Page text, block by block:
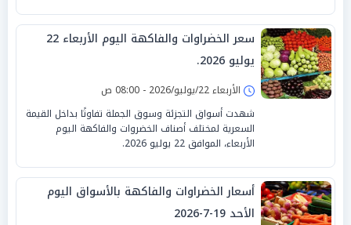
سعر الخضراوات والفاكهة اليوم الأربعاء 22
يوليو 2026.
الأربعاء 22/يوليو/2026 - 08:00 ص
شهدت أسواق التجزئة وسوق الجملة تفاوتًا بداخل القيمة
السعرية لمختلف أصناف الخضروات والفاكهة اليوم
الأربعاء، الموافق 22 يوليو 2026.
أسعار الخضراوات والفاكهة بالأسواق اليوم
الأحد 19-7-2026